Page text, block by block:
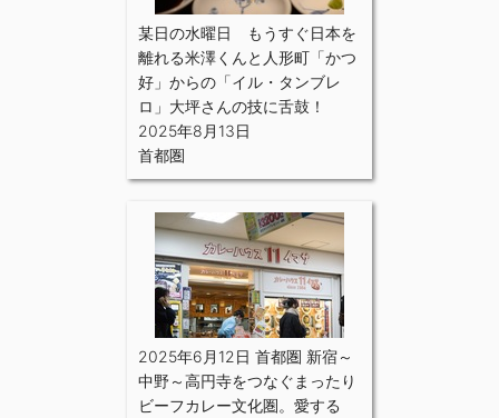
某日の水曜日 もうすぐ日本を
離れる米澤くんと人形町「かつ
好」からの「イル・タンブレ
ロ」大坪さんの技に舌鼓！
2025年8月13日
首都圏
2025年6月12日 首都圏 新宿～
中野～高円寺をつなぐまったり
ビーフカレー文化圏。愛する